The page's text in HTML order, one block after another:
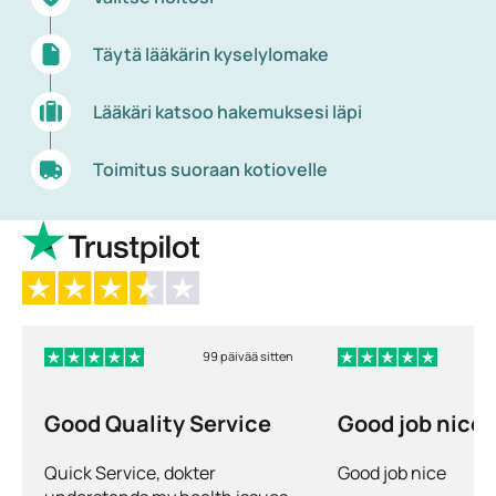
astmassa yliherkkyyttä voi olla myös
muutoksille.
hengitysteiden kautta tuleva allergia.
eläinten karvat, vaan hilse, virtsa, sylki ja
ulosteet.
Kosketusallergia
Esimerkkejä ovat lateksi, nikkeli, kromi,
hajusteet, säilöntäaineet, kosmetiikka, liimat,
permanenttiaineissa (kampaajaihottuma) sekä
(ekseema, näppylät) voivat ilmaantua heti tai
Täytä lääkärin kyselylomake
Lääkäri katsoo hakemuksesi läpi
Toimitus suoraan kotiovelle
99 päivää sitten
Good Quality Service
Quick Service, dokter
Good job nice
Good job nice